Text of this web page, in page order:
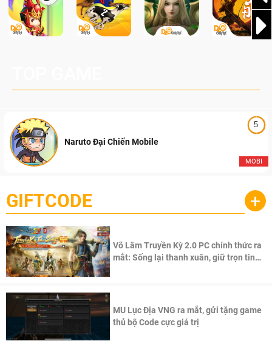
5
MOBI
Naruto Đại Chiến Mobile
GIFTCODE +
Võ Lâm Truyền Kỳ 2.0 PC chính thức ra
mắt: Sống lại thanh xuân, giữ trọn tinh
MU Lục Địa VNG ra mắt, gửi tặng game
thủ bộ Code cực giá trị